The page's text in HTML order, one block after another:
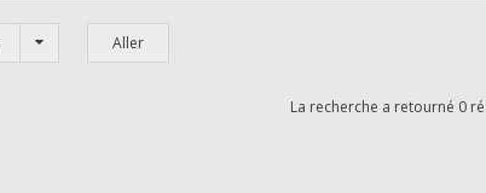
La recherche a retourné 0